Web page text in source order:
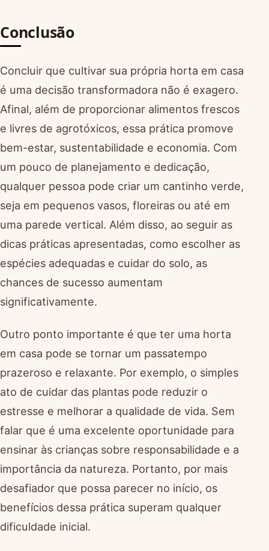
Conclusão
Concluir que cultivar sua própria horta em casa
é uma decisão transformadora não é exagero.
Afinal, além de proporcionar alimentos frescos
e livres de agrotóxicos, essa prática promove
bem-estar, sustentabilidade e economia. Com
um pouco de planejamento e dedicação,
qualquer pessoa pode criar um cantinho verde,
seja em pequenos vasos, floreiras ou até em
uma parede vertical. Além disso, ao seguir as
dicas práticas apresentadas, como escolher as
espécies adequadas e cuidar do solo, as
chances de sucesso aumentam
significativamente.
Outro ponto importante é que ter uma horta
em casa pode se tornar um passatempo
prazeroso e relaxante. Por exemplo, o simples
ato de cuidar das plantas pode reduzir o
estresse e melhorar a qualidade de vida. Sem
falar que é uma excelente oportunidade para
ensinar às crianças sobre responsabilidade e a
importância da natureza. Portanto, por mais
desafiador que possa parecer no início, os
benefícios dessa prática superam qualquer
dificuldade inicial.